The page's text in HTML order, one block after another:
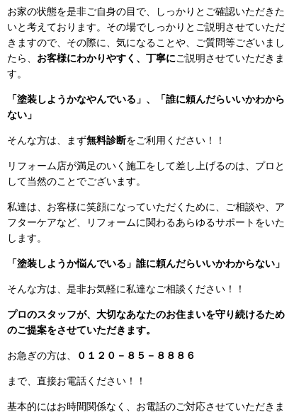
お家の状態を是非ご自身の目で、しっかりとご確認いただきた
いと考えております。その場でしっかりとご説明させていただ
きますので、その際に、気になることや、ご質問等ございまし
たら、 お客様にわかりやすく、丁寧にご説明させていただきま
す。
「塗装しようかなやんでいる」、「誰に頼んだらいいかわから
ない」
そんな方は、まず無料診断をご利用ください！！
リフォーム店が満足のいく施工をして差し上げるのは、プロと
して当然のことでございます。
私達は、お客様に笑顔になっていただくために、ご相談や、ア
フターケアなど、リフォームに関わるあらゆるサポートをいた
します。
「塗装しようか悩んでいる」誰に頼んだらいいかわからない」
そんな方は、是非お気軽に私達なご相談ください！！
プロのスタッフが、大切なあなたのお住まいを守り続けるため
のご提案をさせていただきます。
お急ぎの方は、 ０１２０－８５－８８８６
まで、直接お電話ください！！
基本的にはお時間関係なく、お電話のご対応させていただきま